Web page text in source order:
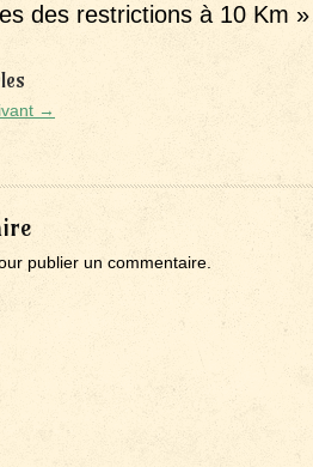
des restrictions à 10 Km »
→
publier un commentaire.